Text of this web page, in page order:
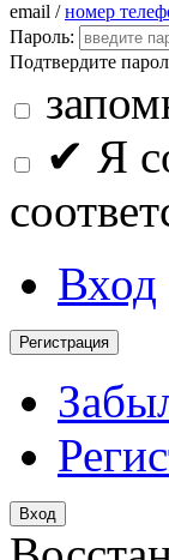
email /номер
Пароль:
Подтвердите
✔ Я
Вход
Регистрация
Вход